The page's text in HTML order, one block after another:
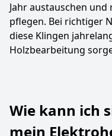
Jahr austauschen
pflegen. Bei richtiger
diese Klingen
Holzbearbeitung
Wie kann ich
mein